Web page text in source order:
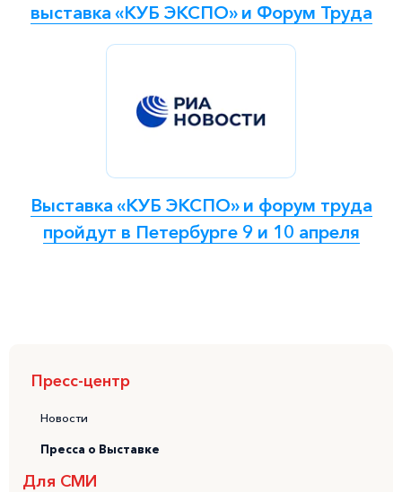
Пресс-центр
Новости
Пресса о Выставке
Для СМИ
выставка «КУБ ЭКСПО» и Форум Труда
Выставка «КУБ ЭКСПО» и форум труда
пройдут в Петербурге 9 и 10 апреля